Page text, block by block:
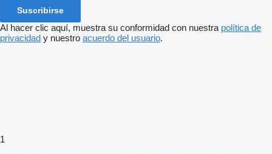
Suscribirse
Al hacer clic aquí, muestra su conformidad con nuestra política de
privacidad y nuestro acuerdo del usuario.
1